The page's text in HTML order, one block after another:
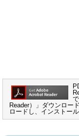
Reader）」ダウンロー
ロードし、インストー